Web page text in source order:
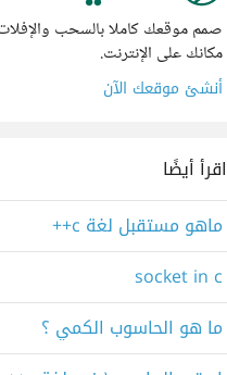
صمم موقعك كاملا بالسحب
مكانك على الإنترنت.
أنشئ موقعك الآن
اقرأ أيضًا
ماهو مستقبل لغة c++
socket in c
ما هو الحاسوب الكمي ؟